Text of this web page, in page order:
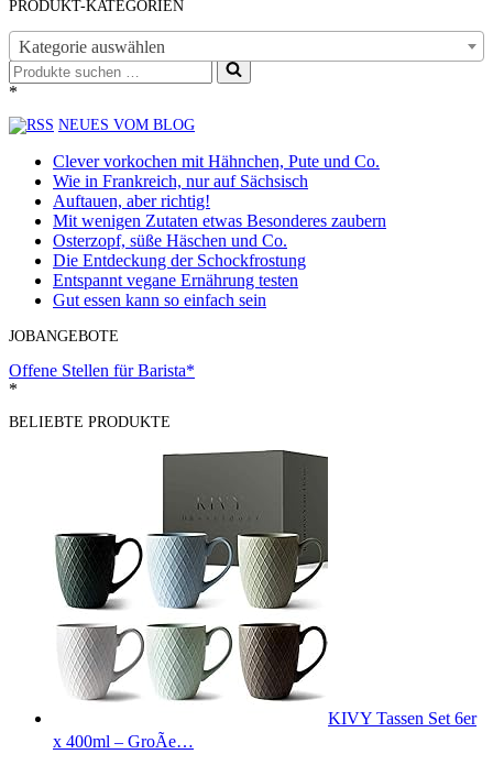
PRODUKT-KATEGORIEN
Kategorie auswählen
Suchen
nach …
*
NEUES VOM BLOG
Clever vorkochen mit Hähnchen, Pute und Co.
Wie in Frankreich, nur auf Sächsisch
Auftauen, aber richtig!
Mit wenigen Zutaten etwas Besonderes zaubern
Osterzopf, süße Häschen und Co.
Die Entdeckung der Schockfrostung
Entspannt vegane Ernährung testen
Gut essen kann so einfach sein
JOBANGEBOTE
Offene Stellen für Barista*
*
BELIEBTE PRODUKTE
KIVY Tassen Set 6er
x 400ml – GroÃe…